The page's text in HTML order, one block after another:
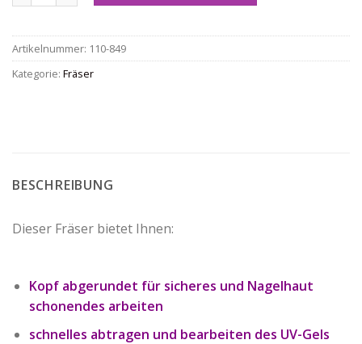
Artikelnummer: 110-849
Kategorie: Fräser
BESCHREIBUNG
Dieser Fräser bietet Ihnen:
Kopf abgerundet für sicheres und Nagelhaut
schonendes arbeiten
schnelles abtragen und bearbeiten des UV-Gels